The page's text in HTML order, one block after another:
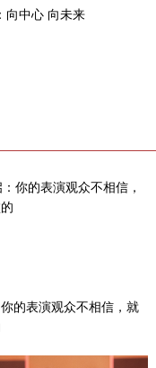
向中心 向未来
的表演观众不相信，就